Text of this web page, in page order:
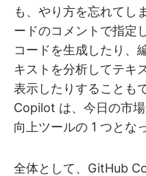
も、やり方を忘れてし
ードのコメントで指定
コードを生成したり、
キストを分析してテキ
表示したりすることも
Copilot は、今日の市
向上ツールの 1 つとな
全体として、GitHub